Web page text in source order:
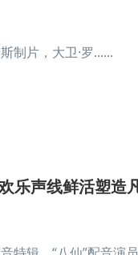
制片，大卫·罗......
乐声线鲜活塑造